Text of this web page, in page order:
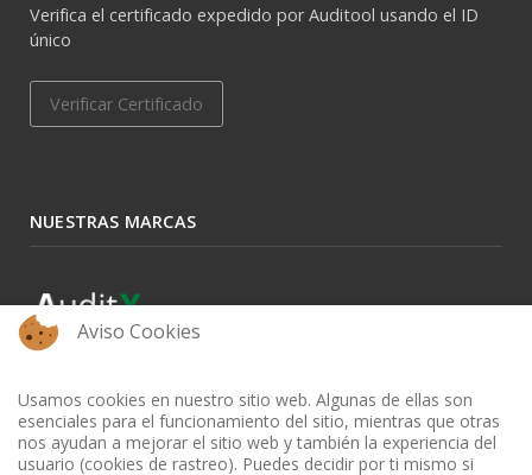
Verifica el certificado expedido por Auditool usando el ID
único
Verificar Certificado
NUESTRAS MARCAS
Aviso Cookies
Usamos cookies en nuestro sitio web. Algunas de ellas son
esenciales para el funcionamiento del sitio, mientras que otras
nos ayudan a mejorar el sitio web y también la experiencia del
usuario (cookies de rastreo). Puedes decidir por ti mismo si